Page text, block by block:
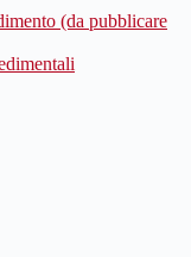
(da pubblicare